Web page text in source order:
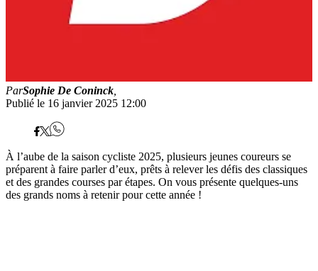
ParSophie De Coninck
Publié le 16 janvier 2025 12:00
À l’aube de la saison cycliste 2025, plusieurs jeunes coureurs se
préparent à faire parler d’eux, prêts à relever les défis des classiques
et des grandes courses par étapes. On vous présente quelques-uns
des grands noms à retenir pour cette année !